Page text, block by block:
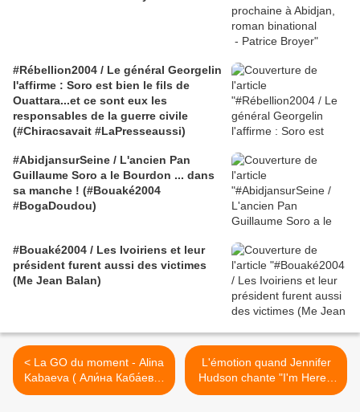
#Rébellion2004 / Le général Georgelin
l'affirme : Soro est bien le fils de
Ouattara...et ce sont eux les
responsables de la guerre civile
(#Chiracsavait #LaPresseaussi)
#AbidjansurSeine / L'ancien Pan
Guillaume Soro a le Bourdon ... dans
sa manche ! (#Bouaké2004
#BogaDoudou)
#Bouaké2004 / Les Ivoiriens et leur
président furent aussi des victimes
(Me Jean Balan)
< La GO du moment - Alina
Kabaeva ( Али́на Каба́ева)
- 27 ans - nouvelle Mme
L'émotion quand Jennifer
Hudson chante "I'm Here"!
>